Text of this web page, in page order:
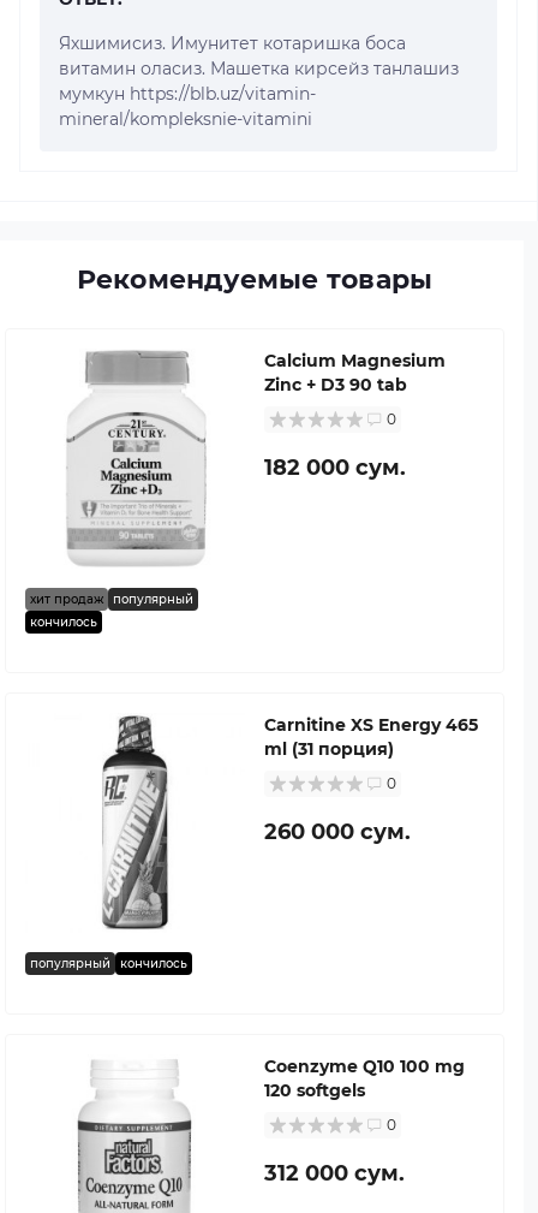
Яхшимисиз. Имунитет котаришка боса
витамин оласиз. Машетка кирсейз танлашиз
мумкун https://blb.uz/vitamin-
mineral/kompleksnie-vitamini
Рекомендуемые товары
хит продаж
популярный
кончилось
Calcium Magnesium
Zinc + D3 90 tab
0
182 000 сум.
популярный кончилось
Carnitine XS Energy 465
ml (31 порция)
0
260 000 сум.
Coenzyme Q10 100 mg
120 softgels
0
312 000 сум.